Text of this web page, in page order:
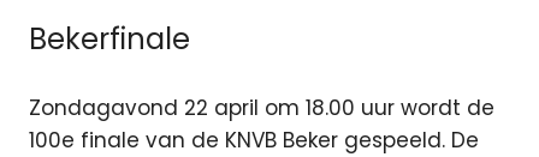
Bekerfinale
Zondagavond 22 april om 18.00 uur wordt de
100e finale van de KNVB Beker gespeeld. De